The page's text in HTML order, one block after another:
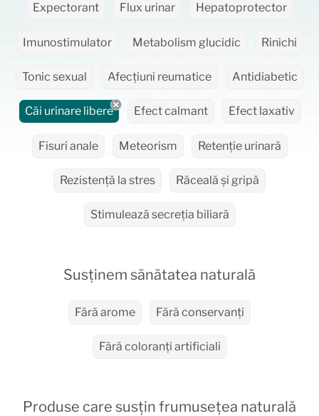
Expectorant Flux urinar Hepatoprotector
Imunostimulator Metabolism glucidic Rinichi
Tonic sexual Afecțiuni reumatice Antidiabetic
Căi urinare libere Efect calmant Efect laxativ
Fisuri anale Meteorism Retenție urinară
Rezistență la stres Răceală și gripă
Stimulează secreția biliară
Susținem sănătatea naturală
Fără arome Fără conservanți
Fără coloranți artificiali
Produse care susțin frumusețea naturală